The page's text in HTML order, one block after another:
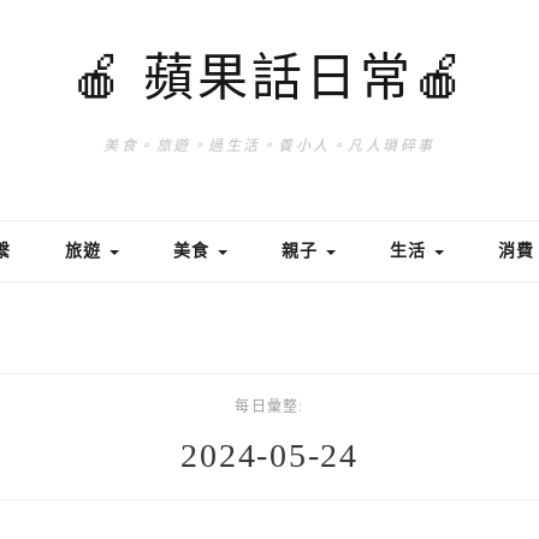
🍎 蘋果話日常🍎
美食。旅遊。過生活。養小人。凡人瑣碎事
旅遊 美食 親子 生活 消費
每日彙整:
2024-05-24